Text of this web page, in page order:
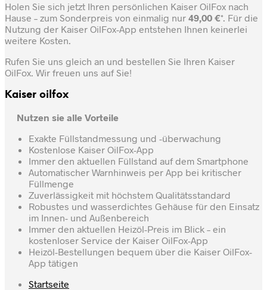
Holen Sie sich jetzt Ihren persönlichen Kaiser OilFox nach
Hause – zum Sonderpreis von einmalig nur 49,00 €*. Für die
Nutzung der Kaiser OilFox-App entstehen Ihnen keinerlei
weitere Kosten.
Rufen Sie uns gleich an und bestellen Sie Ihren Kaiser
OilFox. Wir freuen uns auf Sie!
Kaiser oilfox
Nutzen sie alle Vorteile
Exakte Füllstandmessung und -überwachung
Kostenlose Kaiser OilFox-App
Immer den aktuellen Füllstand auf dem Smartphone
Automatischer Warnhinweis per App bei kritischer
Füllmenge
Zuverlässigkeit mit höchstem Qualitätsstandard
Robustes und wasserdichtes Gehäuse für den Einsatz
im Innen- und Außenbereich
Immer den aktuellen Heizöl-Preis im Blick – ein
kostenloser Service der Kaiser OilFox-App
Heizöl-Bestellungen bequem über die Kaiser OilFox-
App tätigen
Startseite